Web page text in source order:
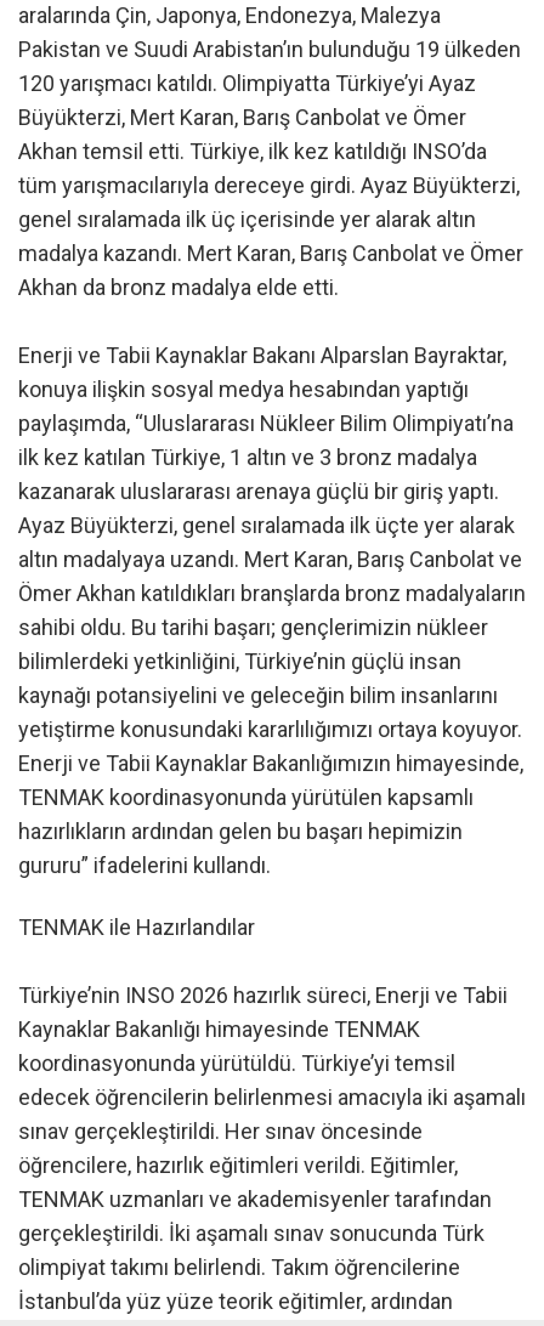
aralarında Çin, Japonya, Endonezya, Malezya
Pakistan ve Suudi Arabistan’ın bulunduğu 19 ülkeden
120 yarışmacı katıldı. Olimpiyatta Türkiye’yi Ayaz
Büyükterzi, Mert Karan, Barış Canbolat ve Ömer
Akhan temsil etti. Türkiye, ilk kez katıldığı INSO’da
tüm yarışmacılarıyla dereceye girdi. Ayaz Büyükterzi,
genel sıralamada ilk üç içerisinde yer alarak altın
madalya kazandı. Mert Karan, Barış Canbolat ve Ömer
Akhan da bronz madalya elde etti.
Enerji ve Tabii Kaynaklar Bakanı Alparslan Bayraktar,
konuya ilişkin sosyal medya hesabından yaptığı
paylaşımda, “Uluslararası Nükleer Bilim Olimpiyatı’na
ilk kez katılan Türkiye, 1 altın ve 3 bronz madalya
kazanarak uluslararası arenaya güçlü bir giriş yaptı.
Ayaz Büyükterzi, genel sıralamada ilk üçte yer alarak
altın madalyaya uzandı. Mert Karan, Barış Canbolat ve
Ömer Akhan katıldıkları branşlarda bronz madalyaların
sahibi oldu. Bu tarihi başarı; gençlerimizin nükleer
bilimlerdeki yetkinliğini, Türkiye’nin güçlü insan
kaynağı potansiyelini ve geleceğin bilim insanlarını
yetiştirme konusundaki kararlılığımızı ortaya koyuyor.
Enerji ve Tabii Kaynaklar Bakanlığımızın himayesinde,
TENMAK koordinasyonunda yürütülen kapsamlı
hazırlıkların ardından gelen bu başarı hepimizin
gururu” ifadelerini kullandı.
TENMAK ile Hazırlandılar
Türkiye’nin INSO 2026 hazırlık süreci, Enerji ve Tabii
Kaynaklar Bakanlığı himayesinde TENMAK
koordinasyonunda yürütüldü. Türkiye’yi temsil
edecek öğrencilerin belirlenmesi amacıyla iki aşamalı
sınav gerçekleştirildi. Her sınav öncesinde
öğrencilere, hazırlık eğitimleri verildi. Eğitimler,
TENMAK uzmanları ve akademisyenler tarafından
gerçekleştirildi. İki aşamalı sınav sonucunda Türk
olimpiyat takımı belirlendi. Takım öğrencilerine
İstanbul’da yüz yüze teorik eğitimler, ardından